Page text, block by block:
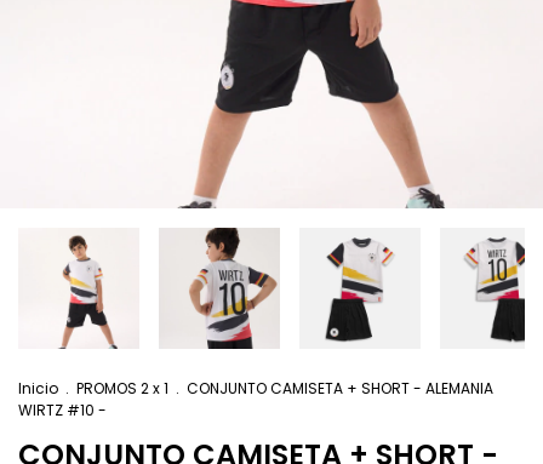
Inicio . PROMOS 2 x 1 . CONJUNTO CAMISETA + SHORT - ALEMANIA
WIRTZ #10 -
CONJUNTO CAMISETA + SHORT -